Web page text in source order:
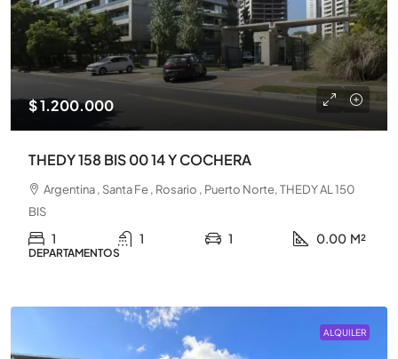
$ 1.200.000
THEDY 158 BIS 00 14 Y COCHERA
Argentina , Santa Fe , Rosario , Puerto Norte, THEDY AL 150
BIS
1 1 1 0.00 M²
DEPARTAMENTOS
ALQUILER